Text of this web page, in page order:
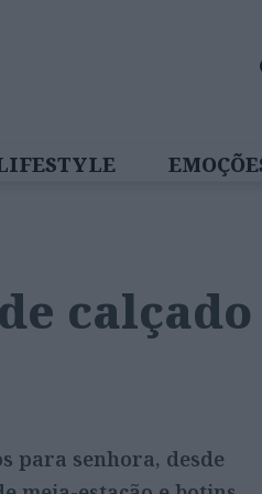
calçado
para senhora, desde